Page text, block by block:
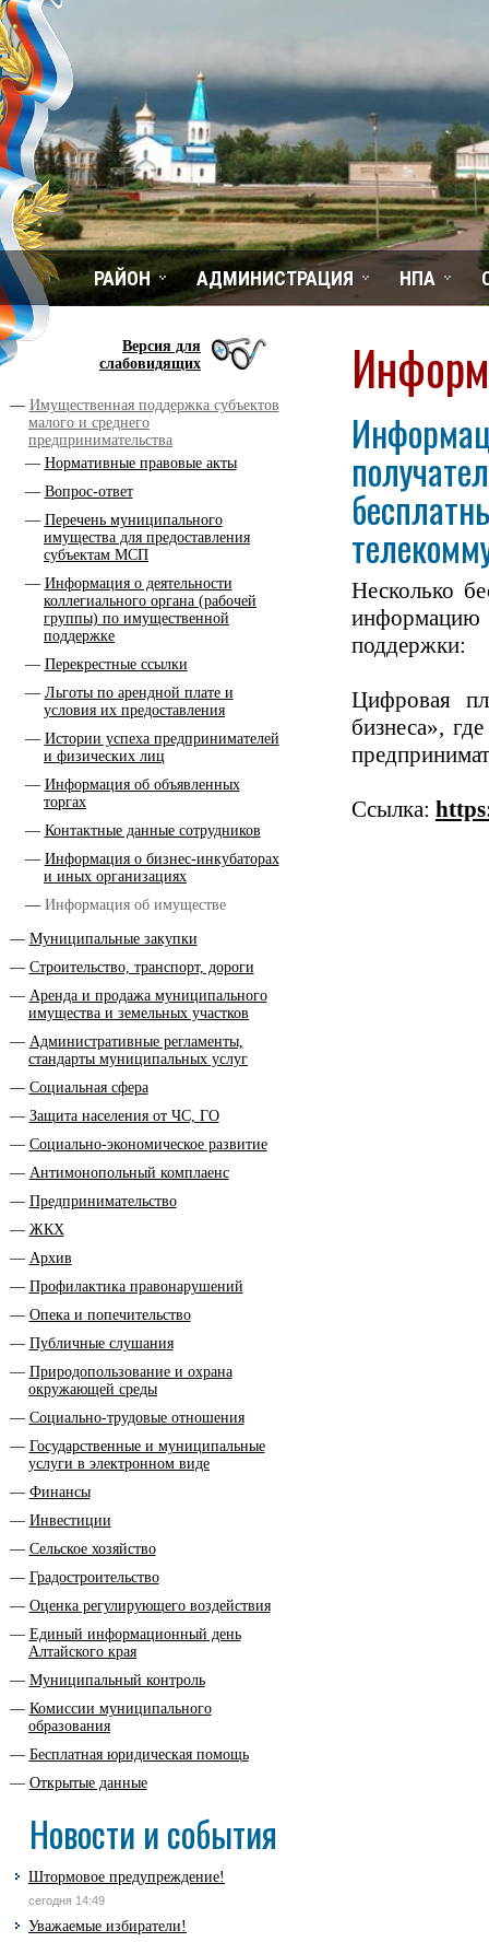
РАЙОН АДМИНИСТРАЦИЯ НПА
Версия для
слабовидящих
Имущественная поддержка субъектов
малого и среднего
предпринимательства
Нормативные правовые акты
Вопрос-ответ
Перечень муниципального
имущества для предоставления
субъектам МСП
Информация о деятельности
коллегиального органа (рабочей
группы) по имущественной
поддержке
Перекрестные ссылки
Льготы по арендной плате и
условия их предоставления
Истории успеха предпринимателей
и физических лиц
Информация об объявленных
торгах
Контактные данные сотрудников
Информация о бизнес-инкубаторах
и иных организациях
Информация об имуществе
Муниципальные закупки
Строительство, транспорт, дороги
Аренда и продажа муниципального
имущества и земельных участков
Административные регламенты,
стандарты муниципальных услуг
Социальная сфера
Защита населения от ЧС, ГО
Социально-экономическое развитие
Антимонопольный комплаенс
Предпринимательство
ЖКХ
Архив
Профилактика правонарушений
Опека и попечительство
Публичные слушания
Природопользование и охрана
окружающей среды
Социально-трудовые отношения
Государственные и муниципальные
услуги в электронном виде
Финансы
Инвестиции
Сельское хозяйство
Градостроительство
Оценка регулирующего воздействия
Единый информационный день
Алтайского края
Муниципальный контроль
Комиссии муниципального
образования
Бесплатная юридическая помощь
Открытые данные
Новости и события
Штормовое предупреждение!
сегодня 14:49
Уважаемые избиратели!
Несколько
информацию
поддержки:
Цифровая
бизнеса»,
Ссылка: